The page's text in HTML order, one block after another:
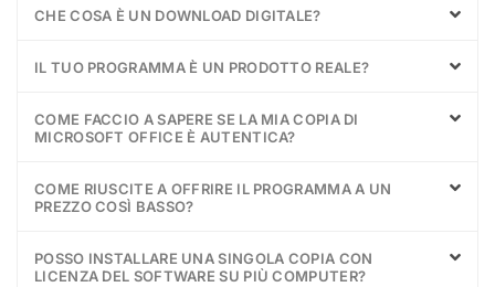
CHE COSA È UN DOWNLOAD DIGITALE?
IL TUO PROGRAMMA È UN PRODOTTO REALE?
COME FACCIO A SAPERE SE LA MIA COPIA DI
MICROSOFT OFFICE È AUTENTICA?
COME RIUSCITE A OFFRIRE IL PROGRAMMA A UN
PREZZO COSÌ BASSO?
POSSO INSTALLARE UNA SINGOLA COPIA CON
LICENZA DEL SOFTWARE SU PIÙ COMPUTER?